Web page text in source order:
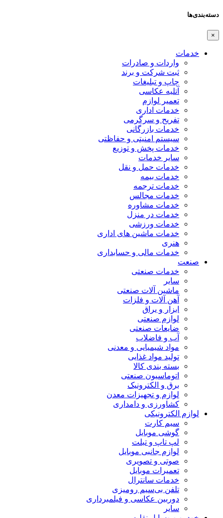
دسته‌بندی‌ها
×
خدمات
واردات و صادرات
ثبت شرکت و برند
چاپ و تبلیغات
آتلیه عکاسی
تعمیر لوازم
خدمات اداری
تفریح و سرگرمی
خدمات بازرگانی
سیستم امنیتی و حفاظتی
خدمات پخش و توزیع
سایر خدمات
خدمات حمل و نقل
خدمات بیمه
خدمات ترجمه
خدمات مجالس
خدمات مشاوره
خدمات در منزل
خدمات ورزشی
خدمات ماشین های اداری
هنری
خدمات مالی و حسابداری
صنعت
خدمات صنعتی
سایر
ماشین آلات صنعتی
آهن آلات و فلزات
ابزار و یراق
لوازم صنعتی
ضایعات صنعتی
آب و فاضلاب
مواد شیمیایی و معدنی
تولید مواد غذایی
بسته بندی کالا
اتوماسیون صنعتی
برق و الکترونیک
لوازم و تجهیزات معدن
کشاورزی و دامداری
لوازم الکترونیکی
سیم کارت
گوشی موبایل
لپ تاپ و تبلت
لوازم جانبی موبایل
صوتی و تصویری
تعمیرات موبایل
خدمات سانترال
تلفن بی‌سیم رومیزی
دوربین عکاسی و فیلمبرداری
سایر